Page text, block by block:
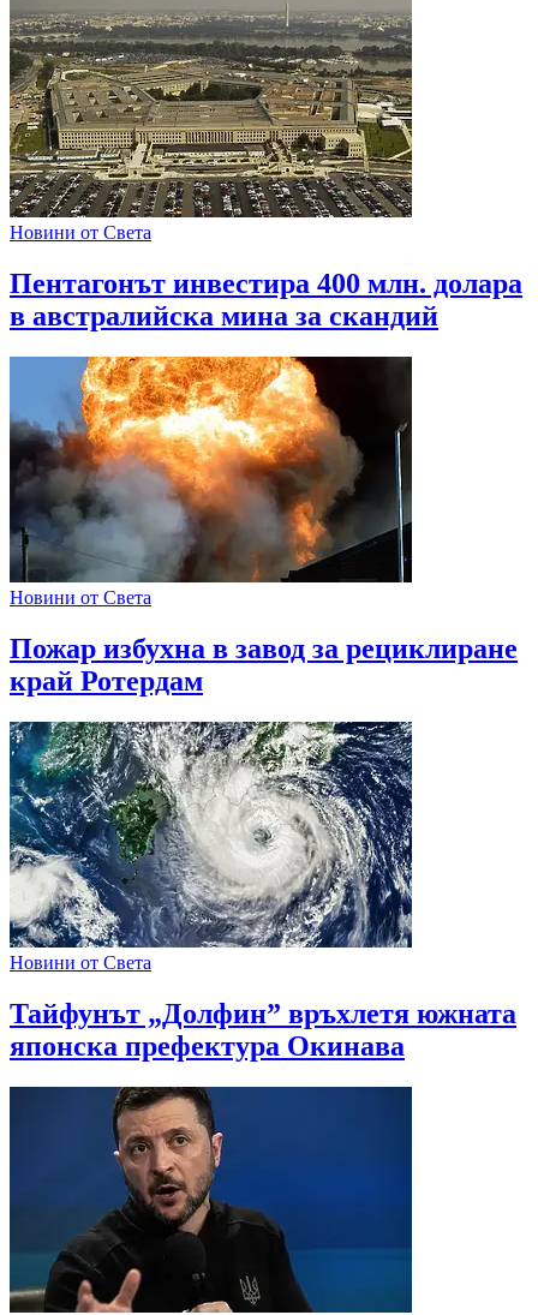
Новини от Света
Пентагонът инвестира 400 млн. долара
в австралийска мина за скандий
Новини от Света
Пожар избухна в завод за рециклиране
край Ротердам
Новини от Света
Тайфунът „Долфин” връхлетя южната
японска префектура Окинава